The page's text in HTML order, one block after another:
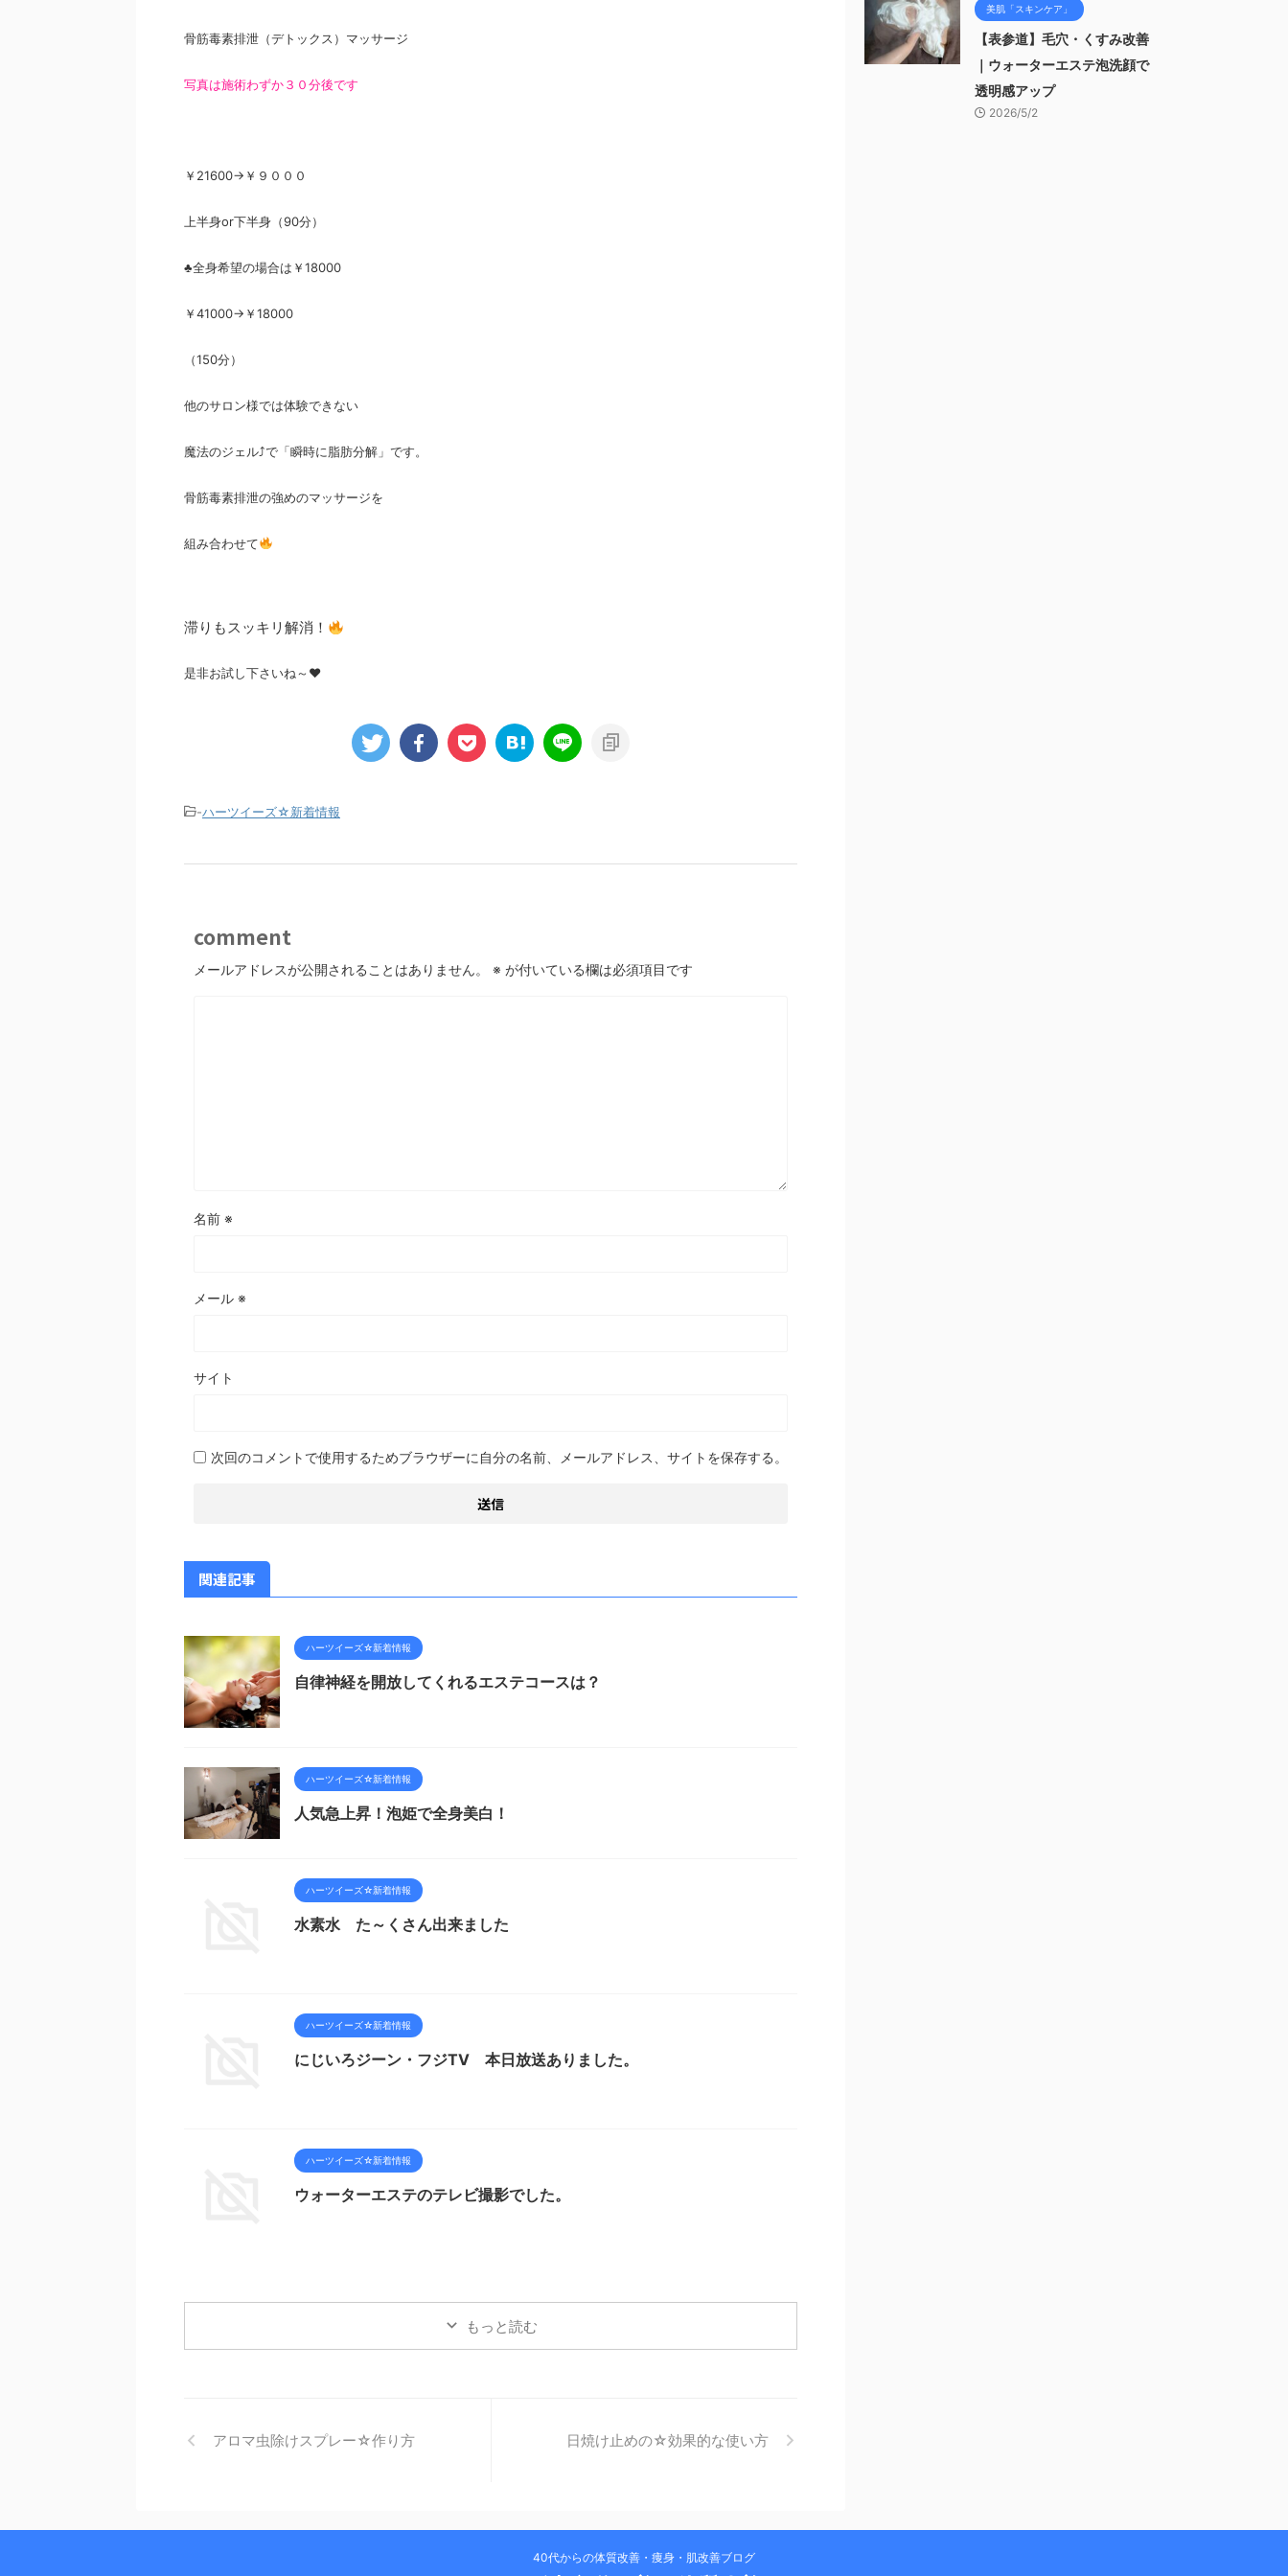
骨筋毒素排泄（デトックス）マッサージ
写真は施術わずか３０分後です
￥21600→￥９０００
上半身or下半身（90分）
♣全身希望の場合は￥18000
￥41000→￥18000
（150分）
他のサロン様では体験できない
魔法のジェル⤴で「瞬時に脂肪分解」です。
骨筋毒素排泄の強めのマッサージを
組み合わせて
滞りもスッキリ解消！
是非お試し下さいね～♥
-ハーツイーズ☆新着情報
comment
メールアドレスが公開されることはありません。 ※ が付いている欄は必須項目です
名前 ※
メール ※
サイト
次回のコメントで使用するためブラウザーに自分の名前、メールアドレス、サイトを保存する。
関連記事
ハーツイーズ☆新着情報
自律神経を開放してくれるエステコースは？
ハーツイーズ☆新着情報
人気急上昇！泡姫で全身美白！
ハーツイーズ☆新着情報
水素水 た～くさん出来ました
ハーツイーズ☆新着情報
にじいろジーン・フジTV 本日放送ありました。
ハーツイーズ☆新着情報
ウォーターエステのテレビ撮影でした。
もっと読む
アロマ虫除けスプレー☆作り方 日焼け止めの☆効果的な使い方
美肌「スキンケア」
【表参道】毛穴・くすみ改善
｜ウォーターエステ泡洗顔で
透明感アップ
2026/5/2
40代からの体質改善・痩身・肌改善ブログ